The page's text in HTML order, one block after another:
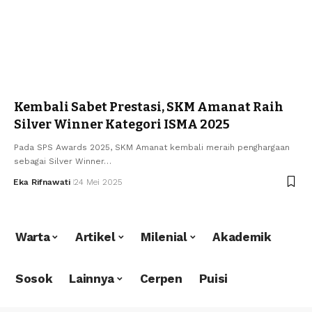
Kembali Sabet Prestasi, SKM Amanat Raih
Silver Winner Kategori ISMA 2025
Pada SPS Awards 2025, SKM Amanat kembali meraih penghargaan
sebagai Silver Winner…
Eka Rifnawati 24 Mei 2025
Warta Artikel Milenial Akademik
Sosok Lainnya Cerpen Puisi